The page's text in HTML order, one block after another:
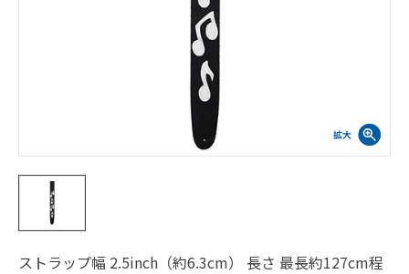
ストラップ幅 2.5inch（約6.3cm） 長さ 最長約127cm程